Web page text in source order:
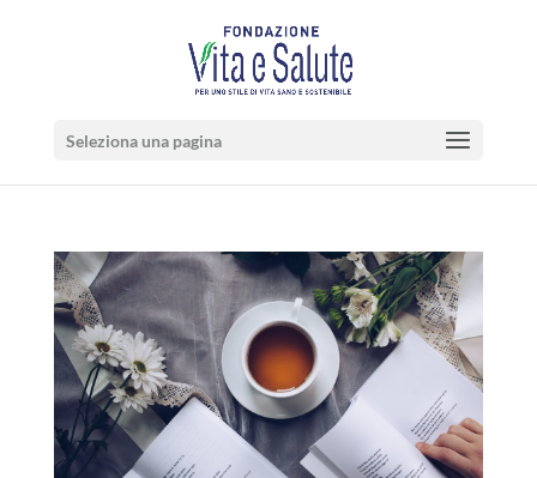
Seleziona una pagina